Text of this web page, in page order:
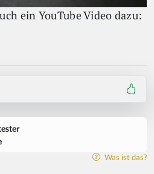
ein YouTube Video dazu:
Was ist das?